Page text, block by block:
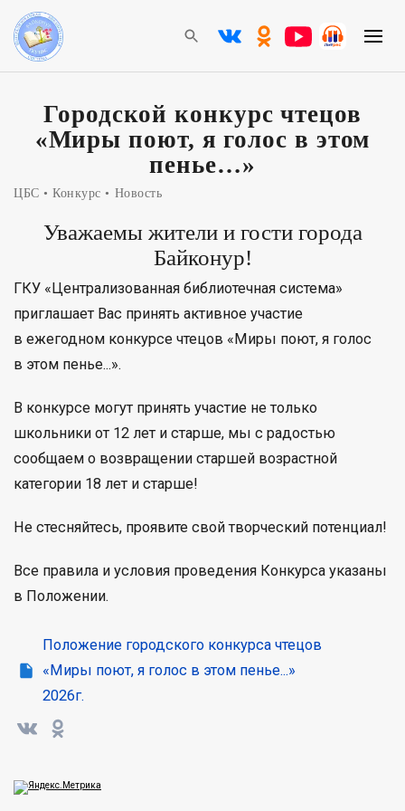
Городской конкурс чтецов
«Миры поют, я голос в этом
пенье…»
ЦБС Конкурс Новость
Уважаемы жители и гости города
Байконур!
ГКУ «Централизованная библиотечная система»
приглашает Вас принять активное участие
в ежегодном конкурсе чтецов «Миры поют, я голос
в этом пенье...».
В конкурсе могут принять участие не только
школьники от 12 лет и старше, мы с радостью
сообщаем о возвращении старшей возрастной
категории 18 лет и старше!
Не стесняйтесь, проявите свой творческий потенциал!
Все правила и условия проведения Конкурса указаны
в Положении.
Положение городского конкурса чтецов
«Миры поют, я голос в этом пенье...»
2026г.